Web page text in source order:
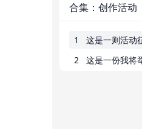
合集：创作活动
1
这是一则活动
2
这是一份我将